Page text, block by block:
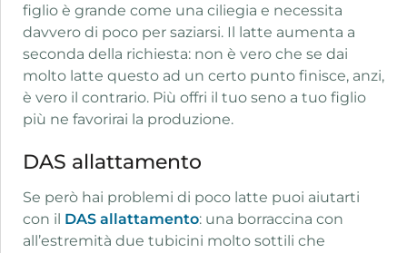
figlio è grande come una ciliegia e necessita
davvero di poco per saziarsi. Il latte aumenta a
seconda della richiesta: non è vero che se dai
molto latte questo ad un certo punto finisce, anzi,
è vero il contrario. Più offri il tuo seno a tuo figlio
più ne favorirai la produzione.
DAS allattamento
Se però hai problemi di poco latte puoi aiutarti
con il DAS allattamento: una borraccina con
all’estremità due tubicini molto sottili che